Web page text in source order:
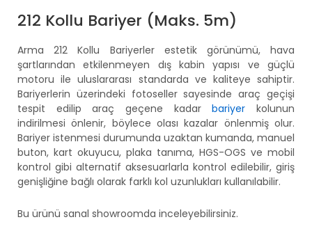
212 Kollu Bariyer (Maks. 5m)
Arma 212 Kollu Bariyerler estetik görünümü, hava
şartlarından etkilenmeyen dış kabin yapısı ve güçlü
motoru ile uluslararası standarda ve kaliteye sahiptir.
Bariyerlerin üzerindeki fotoseller sayesinde araç geçişi
tespit edilip araç geçene kadarbariyer kolunun
indirilmesi önlenir, böylece olası kazalar önlenmiş olur.
Bariyer istenmesi durumunda uzaktan kumanda, manuel
buton, kart okuyucu, plaka tanıma, HGS-OGS ve mobil
kontrol gibi alternatif aksesuarlarla kontrol edilebilir, giriş
genişliğine bağlı olarak farklı kol uzunlukları kullanılabilir.
Bu ürünü sanal showroomda inceleyebilirsiniz.